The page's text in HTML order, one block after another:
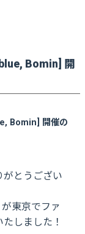
Bomin] 開
Bomin] 開催の
がとうござい
東京でファ
しました！